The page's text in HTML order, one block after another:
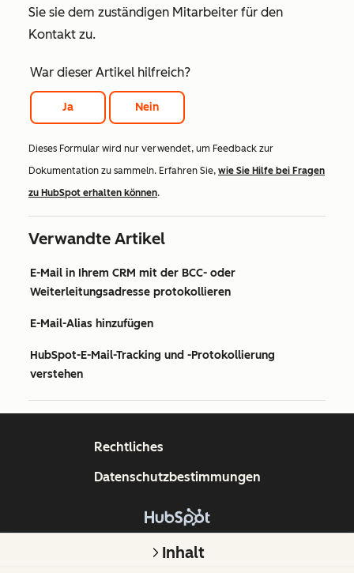
Sie sie dem zuständigen Mitarbeiter für den
Kontakt zu.
War dieser Artikel hilfreich?
Ja Nein
Dieses Formular wird nur verwendet, um Feedback zur
Dokumentation zu sammeln. Erfahren Sie, wie Sie Hilfe bei Fragen
zu HubSpot erhalten können.
Verwandte Artikel
E-Mail in Ihrem CRM mit der BCC- oder
Weiterleitungsadresse protokollieren
E-Mail-Alias hinzufügen
HubSpot-E-Mail-Tracking und -Protokollierung
verstehen
Inhalt
Copyright © 2026 HubSpot, Inc.
Rechtliches
Datenschutzbestimmungen